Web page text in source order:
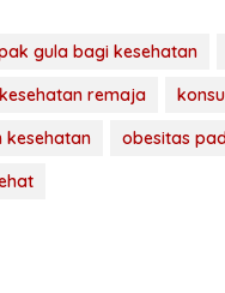
gula bagi kesehatan
kesehatan remaja
kesehatan obesitas